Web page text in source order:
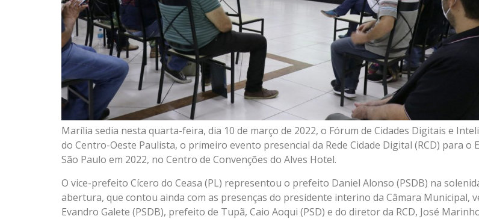
Marília sedia nesta quarta-feira, dia 10 de março de 2022, o Fórum de Cidades Digitais e
do Centro-Oeste Paulista, o primeiro evento presencial da Rede Cidade Digital (RCD) para o
São Paulo em 2022, no Centro de Convenções do Alves Hotel.
O vice-prefeito Cícero do Ceasa (PL) representou o prefeito Daniel Alonso (PSDB) na
abertura, que contou ainda com as presenças do presidente interino da Câmara Municipal,
Evandro Galete (PSDB), prefeito de Tupã, Caio Aoqui (PSD) e do diretor da RCD, José